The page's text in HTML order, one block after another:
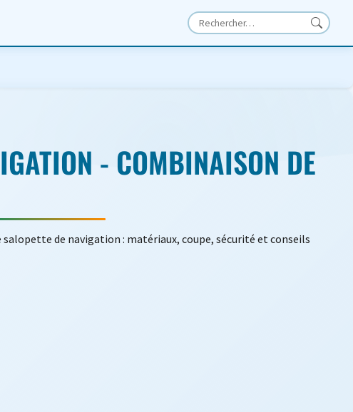
- COMBINAISON DE
de navigation : matériaux, coupe, sécurité et conseils